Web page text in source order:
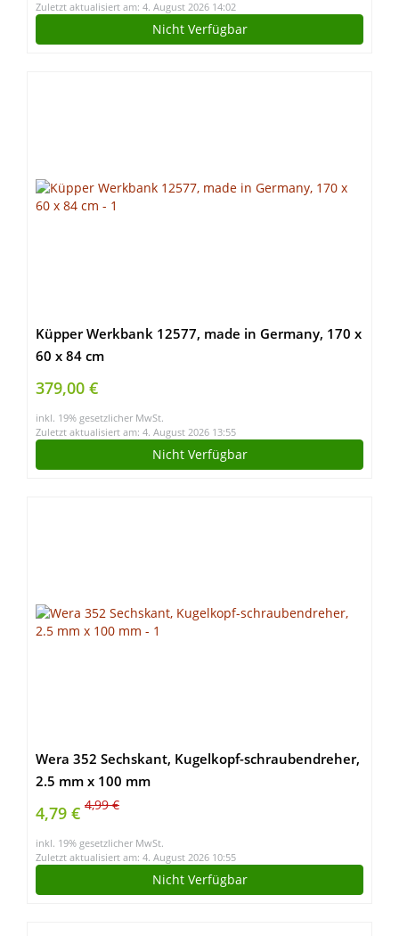
Zuletzt aktualisiert am: 4. August 2026 14:02
Nicht Verfügbar
Küpper Werkbank 12577, made in Germany, 170 x
60 x 84 cm
379,00 €
inkl. 19% gesetzlicher MwSt.
Zuletzt aktualisiert am: 4. August 2026 13:55
Nicht Verfügbar
Wera 352 Sechskant, Kugelkopf-schraubendreher,
2.5 mm x 100 mm
4,79 € 4,99 €
inkl. 19% gesetzlicher MwSt.
Zuletzt aktualisiert am: 4. August 2026 10:55
Nicht Verfügbar